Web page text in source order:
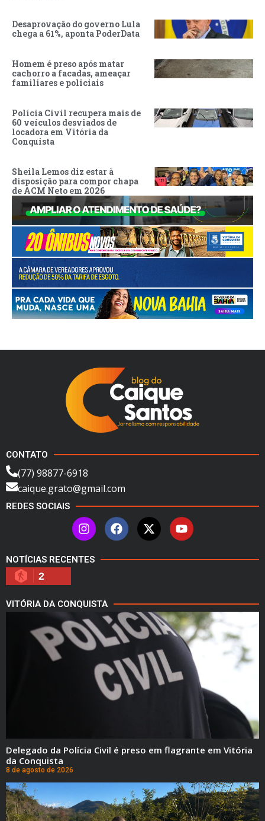
Desaprovação do governo Lula
chega a 61%, aponta PoderData
Homem é preso após matar
cachorro a facadas, ameaçar
familiares e policiais
Polícia Civil recupera mais de
60 veículos desviados de
locadora em Vitória da
Conquista
Sheila Lemos diz estar à
disposição para compor chapa
de ACM Neto em 2026
CONTATO
(77) 98877-6918
caique.grato@gmail.com
REDES SOCIAIS
NOTÍCIAS RECENTES
2
VITÓRIA DA CONQUISTA
Delegado da Polícia Civil é preso em flagrante em Vitória
da Conquista
8 de agosto de 2026